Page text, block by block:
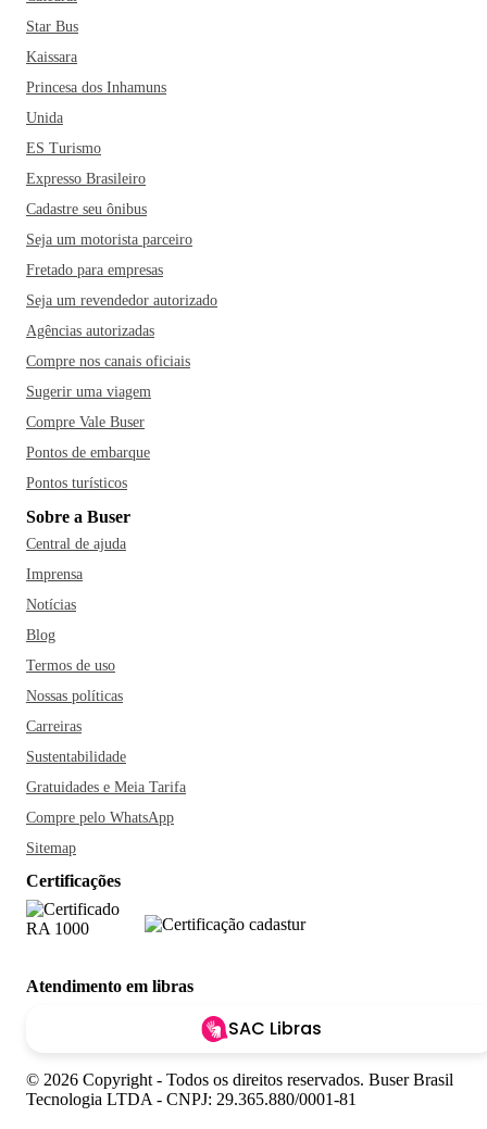
desaparecido no início de 1920. Este explorador foi quem
inspirou o filme do Indiana Jones. Legal, né? Muitas
histórias curiosas para uma cidade só.
A visita ao Parque Estadual Serra Azul também é uma boa
moderado. Entre as cachoeiras, a que destacamos é a
Cachoeira das Andorinhas, com 28 metros de queda d'água.
Imperdível! No passeio, também aproveite para conhecer o
Mirante do Cristo, de onde é possível ter uma vista
panorâmica da cidade e do encontro entre os rios Araguaia e
Star Bus
Kaissara
Princesa dos Inhamuns
Unida
ES Turismo
Expresso Brasileiro
Cadastre seu ônibus
Seja um motorista parceiro
Fretado para empresas
Seja um revendedor autorizado
Agências autorizadas
Compre nos canais oficiais
Sugerir uma viagem
Compre Vale Buser
Pontos de embarque
Pontos turísticos
Sobre a Buser
Central de ajuda
Imprensa
Notícias
Blog
Termos de uso
Nossas políticas
Carreiras
Sustentabilidade
Gratuidades e Meia Tarifa
Compre pelo WhatsApp
Sitemap
Certificações
Atendimento em libras
SAC Libras
© 2026 Copyright - Todos os direitos reservados. Buser Brasil
Tecnologia LTDA - CNPJ: 29.365.880/0001-81